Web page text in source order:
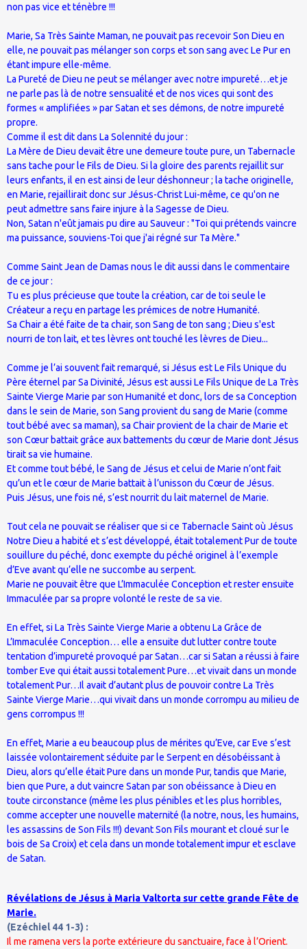
non pas vice et ténèbre !!!
Marie, Sa Très Sainte Maman, ne pouvait pas recevoir Son Dieu en
elle, ne pouvait pas mélanger son corps et son sang avec Le Pur en
étant impure elle-même.
La Pureté de Dieu ne peut se mélanger avec notre impureté…et je
ne parle pas là de notre sensualité et de nos vices qui sont des
formes « amplifiées » par Satan et ses démons, de notre impureté
propre.
Comme il est dit dans La Solennité du jour :
La Mère de Dieu devait être une demeure toute pure, un Tabernacle
sans tache pour le Fils de Dieu. Si la gloire des parents rejaillit sur
leurs enfants, il en est ainsi de leur déshonneur ; la tache originelle,
en Marie, rejaillirait donc sur Jésus-Christ Lui-même, ce qu'on ne
peut admettre sans faire injure à la Sagesse de Dieu.
Non, Satan n'eût jamais pu dire au Sauveur : "Toi qui prétends vaincre
ma puissance, souviens-Toi que j'ai régné sur Ta Mère."
Comme Saint Jean de Damas nous le dit aussi dans le commentaire
de ce jour :
Tu es plus précieuse que toute la création, car de toi seule le
Créateur a reçu en partage les prémices de notre Humanité.
Sa Chair a été faite de ta chair, son Sang de ton sang ; Dieu s'est
nourri de ton lait, et tes lèvres ont touché les lèvres de Dieu...
Comme je l’ai souvent fait remarqué, si Jésus est Le Fils Unique du
Père éternel par Sa Divinité, Jésus est aussi Le Fils Unique de La Très
Sainte Vierge Marie par son Humanité et donc, lors de sa Conception
dans le sein de Marie, son Sang provient du sang de Marie (comme
tout bébé avec sa maman), sa Chair provient de la chair de Marie et
son Cœur battait grâce aux battements du cœur de Marie dont Jésus
tirait sa vie humaine.
Et comme tout bébé, le Sang de Jésus et celui de Marie n’ont fait
qu’un et le cœur de Marie battait à l’unisson du Cœur de Jésus.
Puis Jésus, une fois né, s’est nourrit du lait maternel de Marie.
Tout cela ne pouvait se réaliser que si ce Tabernacle Saint où Jésus
Notre Dieu a habité et s’est développé, était totalement Pur de toute
souillure du péché, donc exempte du péché originel à l’exemple
d’Eve avant qu’elle ne succombe au serpent.
Marie ne pouvait être que L’Immaculée Conception et rester ensuite
Immaculée par sa propre volonté le reste de sa vie.
En effet, si La Très Sainte Vierge Marie a obtenu La Grâce de
L’Immaculée Conception… elle a ensuite dut lutter contre toute
tentation d’impureté provoqué par Satan…car si Satan a réussi à faire
tomber Eve qui était aussi totalement Pure…et vivait dans un monde
totalement Pur…Il avait d’autant plus de pouvoir contre La Très
Sainte Vierge Marie…qui vivait dans un monde corrompu au milieu de
gens corrompus !!!
En effet, Marie a eu beaucoup plus de mérites qu’Eve, car Eve s’est
laissée volontairement séduite par le Serpent en désobéissant à
Dieu, alors qu’elle était Pure dans un monde Pur, tandis que Marie,
bien que Pure, a dut vaincre Satan par son obéissance à Dieu en
toute circonstance (même les plus pénibles et les plus horribles,
comme accepter une nouvelle maternité (la notre, nous, les humains,
les assassins de Son Fils !!!) devant Son Fils mourant et cloué sur le
bois de Sa Croix) et cela dans un monde totalement impur et esclave
de Satan.
Révélations de Jésus à Maria Valtorta sur cette grande Fête de
Marie.
(Ezéchiel 44 1-3) :
Il me ramena vers la porte extérieure du sanctuaire, face à l’Orient.